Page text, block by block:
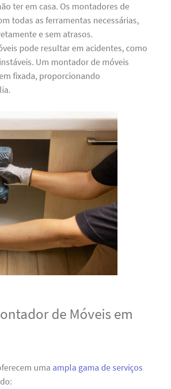
ter em casa. Os montadores de
todas as ferramentas necessárias,
e sem atrasos.
pode resultar em acidentes, como
Um montador de móveis
fixada, proporcionando
de Móveis em
uma ampla gama de serviços